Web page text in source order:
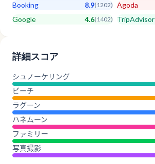
Booking 8.9(1202) Agoda
Google 4.6(1402) TripAdvisor
詳細スコア
シュノーケリング
ビーチ
ラグーン
ハネムーン
ファミリー
写真撮影